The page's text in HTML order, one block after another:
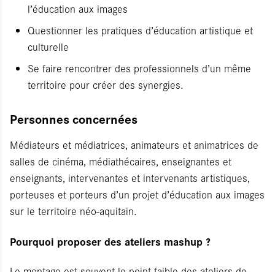
l’éducation aux images
Questionner les pratiques d’éducation artistique et
culturelle
Se faire rencontrer des professionnels d’un même
territoire pour créer des synergies.
Personnes concernées
Médiateurs et médiatrices, animateurs et animatrices de
salles de cinéma, médiathécaires, enseignantes et
enseignants, intervenantes et intervenants artistiques,
porteuses et porteurs d’un projet d’éducation aux images
sur le territoire néo-aquitain.
Pourquoi proposer des ateliers mashup ?